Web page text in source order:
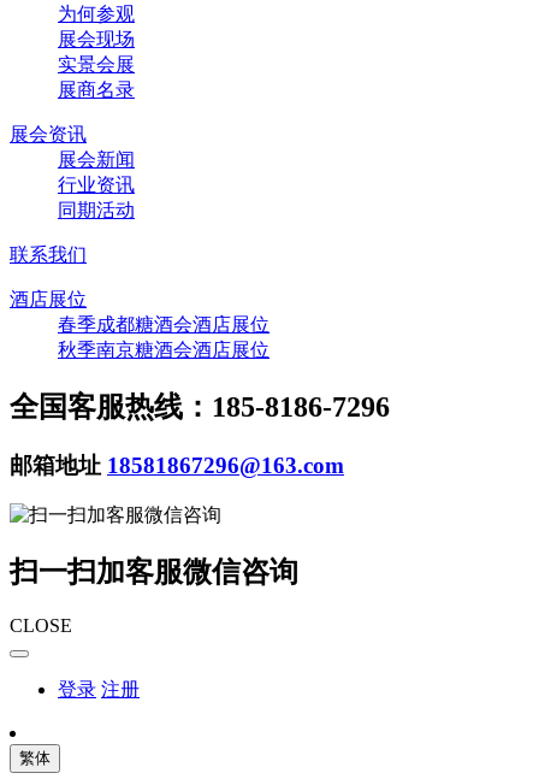
为何参观
展会现场
实景会展
展商名录
展会资讯
展会新闻
行业资讯
同期活动
联系我们
酒店展位
春季成都糖酒会酒店展位
秋季南京糖酒会酒店展位
全国客服热线：185-8186-7296
邮箱地址 18581867296@163.com
扫一扫加客服微信咨询
CLOSE
登录 注册
繁体